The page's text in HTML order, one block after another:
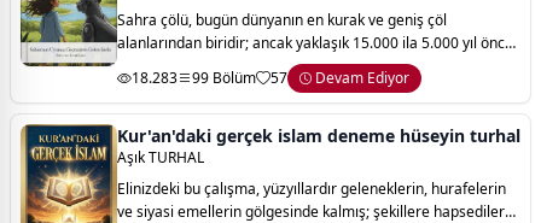
Sahra çölü, bugün dünyanın en kurak ve geniş çöl
alanlarından biridir; ancak yaklaşık 15.000 ila 5.000 yıl önce
bu topraklar göllerle dolu, otlaklarla kaplı ve yaşamla iç içe
bir ekosisteme sahipti. b
18.283 99 Bölüm 57 Devam Ediyor
Kur'an'daki gerçek islam deneme hüseyin turhal
Aşık TURHAL
Elinizdeki bu çalışma, yüzyıllardır geleneklerin, hurafelerin
ve siyasi emellerin gölgesinde kalmış; şekillere hapsedilerek